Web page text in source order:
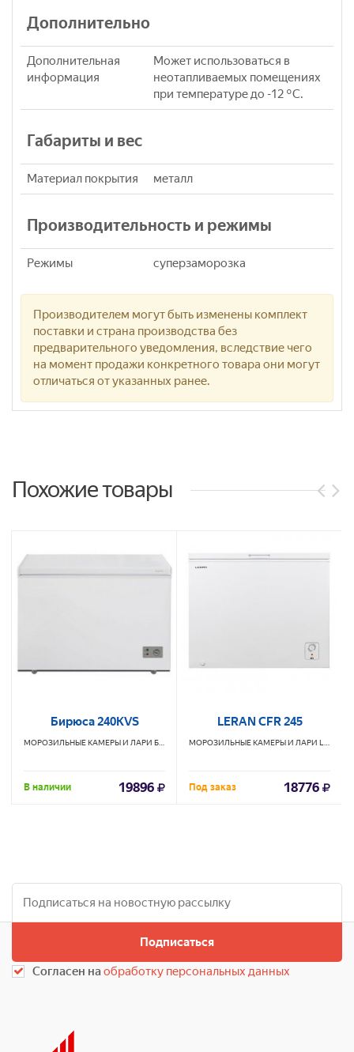
Дополнительно
Дополнительная
информация
Может использоваться в
неотапливаемых помещениях
при температуре до -12 °С.
Габариты и вес
Материал покрытия металл
Производительность и режимы
Режимы суперзаморозка
Производителем могут быть изменены комплект
поставки и страна производства без
предварительного уведомления, вследствие чего
на момент продажи конкретного товара они могут
отличаться от указанных ранее.
Похожие товары
Бирюса 240KVS
МОРОЗИЛЬНЫЕ КАМЕРЫ И ЛАРИ БИРЮСА
В наличии 19896
LERAN CFR 245
МОРОЗИЛЬНЫЕ КАМЕРЫ И ЛАРИ LERAN
Под заказ 18776
Подписаться
Согласен наобработку персональных данных